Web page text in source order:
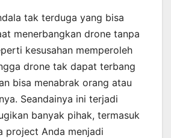
tak terduga yang bisa
menerbangkan drone tanpa
kesusahan memperoleh
drone tak dapat terbang
bisa menabrak orang atau
Seandainya ini terjadi
banyak pihak, termasuk
project Anda menjadi